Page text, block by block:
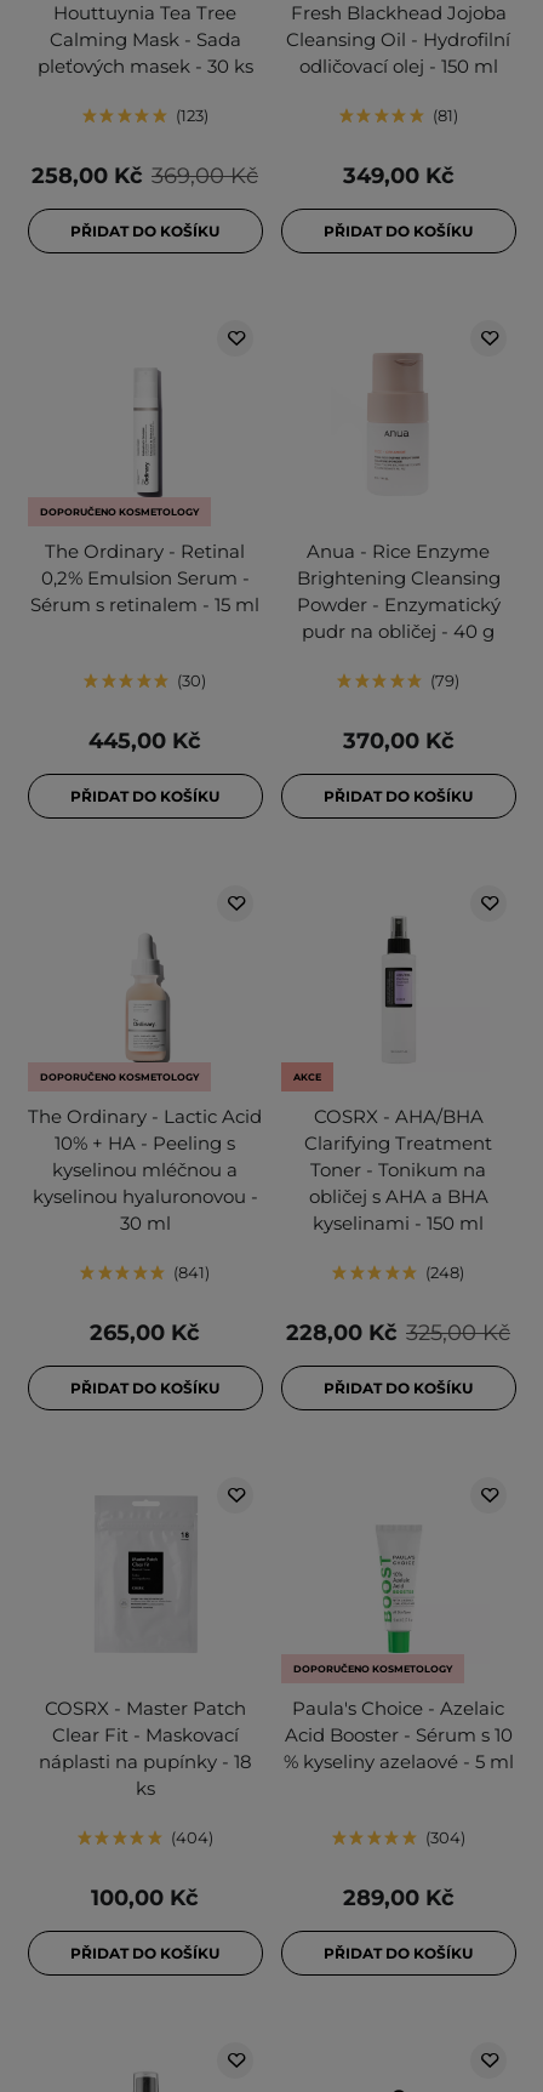
Houttuynia Tea Tree
Calming Mask - Sada
pleťových masek - 30 ks
123
369,00 Kč
258,00 Kč
PŘIDAT DO KOŠÍKU
Fresh Blackhead Jojoba
Cleansing Oil - Hydrofilní
odličovací olej - 150 ml
81
349,00 Kč
PŘIDAT DO KOŠÍKU
DOPORUČENO KOSMETOLOGY
The Ordinary - Retinal
0,2% Emulsion Serum -
Sérum s retinalem - 15 ml
30
445,00 Kč
PŘIDAT DO KOŠÍKU
Anua - Rice Enzyme
Brightening Cleansing
Powder - Enzymatický
pudr na obličej - 40 g
79
370,00 Kč
PŘIDAT DO KOŠÍKU
DOPORUČENO KOSMETOLOGY
The Ordinary - Lactic Acid
10% + HA - Peeling s
kyselinou mléčnou a
kyselinou hyaluronovou -
30 ml
841
265,00 Kč
PŘIDAT DO KOŠÍKU
AKCE
COSRX - AHA/BHA
Clarifying Treatment
Toner - Tonikum na
obličej s AHA a BHA
kyselinami - 150 ml
248
325,00 Kč
228,00 Kč
PŘIDAT DO KOŠÍKU
COSRX - Master Patch
Clear Fit - Maskovací
náplasti na pupínky - 18
ks
404
100,00 Kč
PŘIDAT DO KOŠÍKU
DOPORUČENO KOSMETOLOGY
Paula's Choice - Azelaic
Acid Booster - Sérum s 10
% kyseliny azelaové - 5 ml
304
289,00 Kč
PŘIDAT DO KOŠÍKU